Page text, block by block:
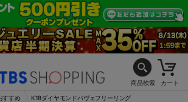
商品検索 カート
すすめ K18ダイヤモンドパヴェフリーリング